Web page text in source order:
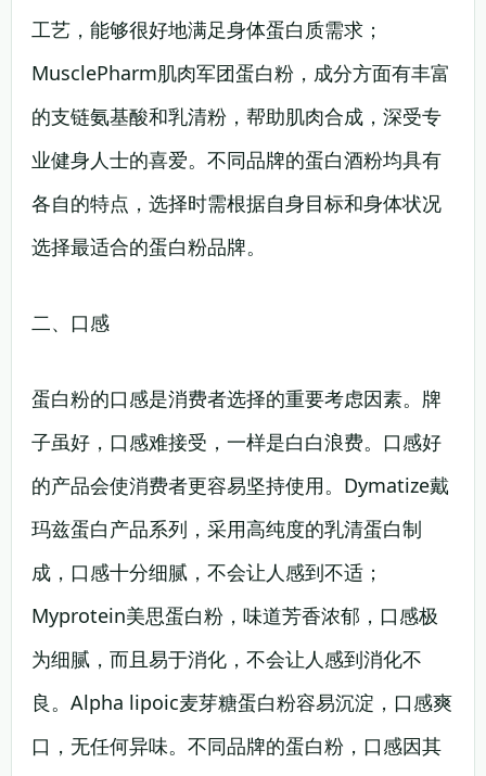
工艺，能够很好地满足身体蛋白质需求；
MusclePharm肌肉军团蛋白粉，成分方面有丰富
的支链氨基酸和乳清粉，帮助肌肉合成，深受专
业健身人士的喜爱。不同品牌的蛋白酒粉均具有
各自的特点，选择时需根据自身目标和身体状况
选择最适合的蛋白粉品牌。
二、口感
蛋白粉的口感是消费者选择的重要考虑因素。牌
子虽好，口感难接受，一样是白白浪费。口感好
的产品会使消费者更容易坚持使用。Dymatize戴
玛兹蛋白产品系列，采用高纯度的乳清蛋白制
成，口感十分细腻，不会让人感到不适；
Myprotein美思蛋白粉，味道芳香浓郁，口感极
为细腻，而且易于消化，不会让人感到消化不
良。Alpha lipoic麦芽糖蛋白粉容易沉淀，口感爽
口，无任何异味。不同品牌的蛋白粉，口感因其